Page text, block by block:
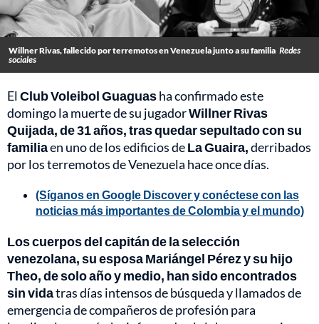
Willner Rivas, fallecido por terremotos en Venezuela junto a su familia Redes
sociales
ElClub Voleibol Guaguasha confirmado este
domingo la muerte de su jugadorWillner Rivas
Quijada, de 31 años, tras quedar sepultado con su
familiaen uno de los edificios deLa Guaira,derribados
por los terremotos de Venezuela hace once días.
(Síganos en Google Discover y conéctese con las
noticias más importantes de Colombia y el mundo)
Los cuerpos del capitán de la selección
venezolana, su esposa Mariángel Pérez y su hijo
Theo, de solo año y medio, han sido encontrados
sin vidatras días intensos de búsqueda y llamados de
emergencia de compañeros de profesión para